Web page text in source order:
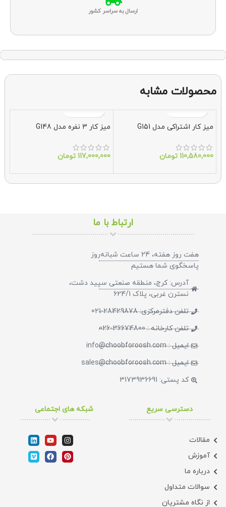
ارسال به سراسر کشور
محصولات مشابه
میز کار اشتراکی مدل G151
110,580,000 تومان
میز کار 3 نفره مدل G148
117,000,000 تومان
ارتباط با ما
هفت روز هفته، 24 ساعت شبانه‌روز
پاسخگوی شما هستیم​
آدرس: کرج، منطقه صنعتی سپید دشت،
نسترن غربی، پلاک 624/1
تلفن دفترمرکزی: 28429878-021
تلفن کارخانه : 36674800-026
ایمیل : info@choobforoosh.com
ایمیل : sales@choobforoosh.com
کد پستی: 3173936691
دسترسی سریع
مقالات
آموزش
درباره ما
سوالات متداول
از نگاه مشتریان
شبکه های اجتماعی